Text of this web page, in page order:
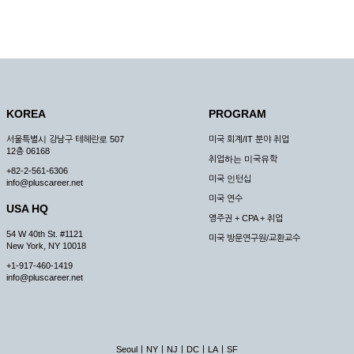
KOREA
서울특별시 강남구 테헤란로 507
12층 06168
+82-2-561-6306
info@pluscareer.net
USA HQ
54 W 40th St. #1121
New York, NY 10018
+1-917-460-1419
info@pluscareer.net
PROGRAM
미국 회계/IT 분야 취업
취업하는 미국유학
미국 인턴십
미국 연수
영주권 + CPA + 취업
미국 방문연구원/교환교수
Seoul NY NJ DC LA SF